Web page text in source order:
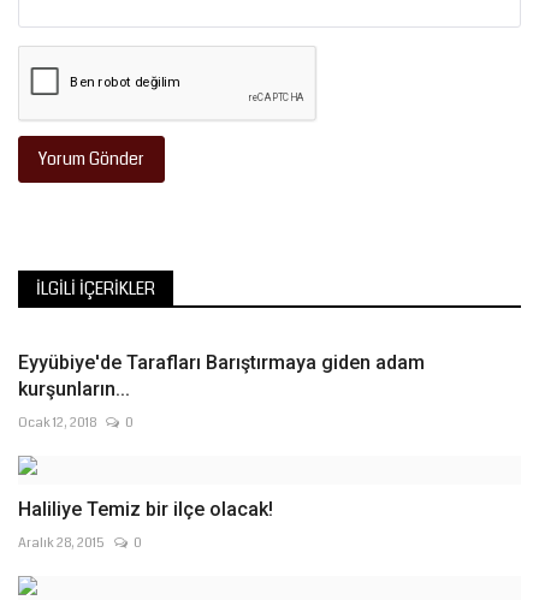
Yorum Gönder
İLGILI İÇERIKLER
Eyyübiye'de Tarafları Barıştırmaya giden adam
kurşunların...
Ocak 12, 2018 0
Haliliye Temiz bir ilçe olacak!
Aralık 28, 2015 0